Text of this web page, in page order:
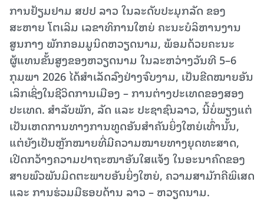
ການຢ້ຽມຢາມ ສປປ ລາວ ໃນລະດັບປະມຸກລັດ ຂອງ
ສະຫາຍ ໂຕເລິມ ເລຂາທິການໃຫຍ່ ຄະນະບໍລິຫານງານ
ສູນກາງ ພັກກອມມູນິດຫວຽດນາມ, ພ້ອມດ້ວຍຄະນະ
ຜູ້ແທນຂັ້ນສູງຂອງຫວຽດນາມ ໃນລະຫວ່າງວັນທີ 5–6
ກຸມພາ 2026 ໄດ້ສຳເລັດລົງຢ່າງຈົບງາມ, ເປັນຂີດໝາຍອັນ
ເລິກເຊິ່ງໃນຊີວິດການເມືອງ – ການຕ່າງປະເທດຂອງສອງ
ປະເທດ. ສໍາລັບພັກ, ລັດ ແລະ ປະຊາຊົນລາວ, ນີ້ບໍ່ພຽງແຕ່
ເປັນເຫດການທາງການທູດອັນສໍາຄັນຍິ່ງໃຫຍ່ເທົ່ານັ້ນ,
ແຕ່ຍັງເປັນຫຼັກໝາຍທີ່ມີຄວາມໝາຍທາງຍຸດທະສາດ,
ເປີດກວ້າງຄວາມປາຖະໜາອັນໃສແຈ້ງ ໃນອະນາຄົດຂອງ
ສາຍພົວພັນມິດຕະພາບອັນຍິ່ງໃຫຍ່, ຄວາມສາມັກຄີພິເສດ
ແລະ ການຮ່ວມມືຮອບດ້ານ ລາວ – ຫວຽດນາມ.